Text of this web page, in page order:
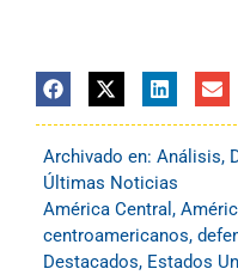
Archivado en: Análisis,
Últimas Noticias
América Central ,
centroamericanos,
Destacados, Estados